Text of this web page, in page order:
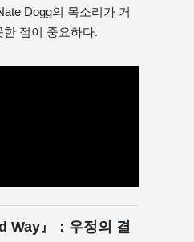
Dogg의 목소리가 거
점이 중요하다.
Way』：우정의 결